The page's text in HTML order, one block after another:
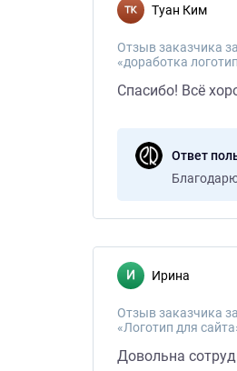
Туан Ким
Отзыв заказчика
«доработка
Спасибо! Всё
Ответ
Ирина
Отзыв заказчика
«Логотип для
Довольна